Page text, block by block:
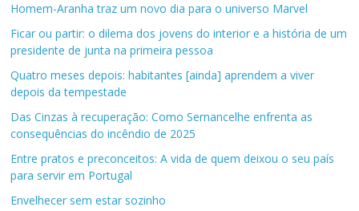
Homem-Aranha traz um novo dia para o universo Marvel
Ficar ou partir: o dilema dos jovens do interior e a história de um
presidente de junta na primeira pessoa
Quatro meses depois: habitantes [ainda] aprendem a viver
depois da tempestade
Das Cinzas à recuperação: Como Sernancelhe enfrenta as
consequências do incêndio de 2025
Entre pratos e preconceitos: A vida de quem deixou o seu país
para servir em Portugal
Envelhecer sem estar sozinho